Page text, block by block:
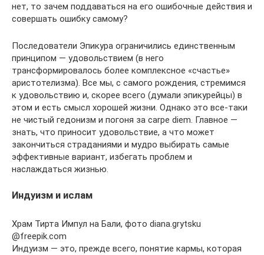
нет, то зачем поддаваться на его ошибочные действия и
совершать ошибку самому?
Последователи Эпикура ограничились единственным
принципом — удовольствием (в него
трансформировалось более комплексное «счастье»
аристотелизма). Все мы, с самого рождения, стремимся
к удовольствию и, скорее всего (думали эпикурейцы) в
этом и есть смысл хорошей жизни. Однако это все-таки
не чистый гедонизм и погоня за carpe diem. Главное —
знать, что приносит удовольствие, а что может
закончиться страданиями и мудро выбирать самые
эффективные вариант, избегать проблем и
наслаждаться жизнью.
Индуизм и ислам
Храм Тирта Импул на Бали, фото diana.grytsku
@freepik.com
Индуизм — это, прежде всего, понятие кармы, которая